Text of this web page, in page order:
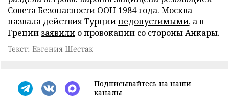
Совета Безопасности ООН 1984 года. Москва
назвала действия Турциинедопустимыми, а в
Греции заявили о провокации со стороны Анкары.
Текст: Евгения Шестак
Подписывайтесь на наши
каналы